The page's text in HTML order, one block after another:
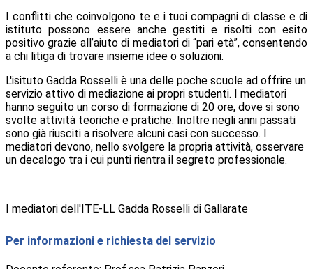
I conflitti che coinvolgono te e i tuoi compagni di classe e di
istituto possono essere anche gestiti e risolti con esito
positivo grazie all’aiuto di mediatori di “pari età”, consentendo
a chi litiga di trovare insieme idee o soluzioni.
L'isituto Gadda Rosselli è una delle poche scuole ad offrire un
servizio attivo di mediazione ai propri studenti. I mediatori
hanno seguito un corso di formazione di 20 ore, dove si sono
svolte attività teoriche e pratiche. Inoltre negli anni passati
sono già riusciti a risolvere alcuni casi con successo. I
mediatori devono, nello svolgere la propria attività, osservare
un decalogo tra i cui punti rientra il segreto professionale.
I mediatori dell'ITE-LL Gadda Rosselli di Gallarate
Per informazioni e richiesta del servizio